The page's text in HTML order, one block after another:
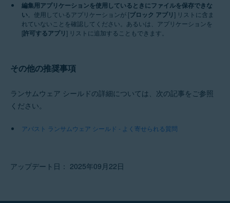
編集用アプリケーションを使用しているときにファイルを保存できな
い 。使用しているアプリケーションが [ブロック アプリ] リストに含ま
れていないことを確認してください。あるいは、アプリケーションを
[許可するアプリ] リストに追加することもできます。
その他の推奨事項
ランサムウェア シールドの詳細については、次の記事をご参照
ください。
アバスト ランサムウェア シールド - よく寄せられる質問
アップデート日： 2025年09月22日